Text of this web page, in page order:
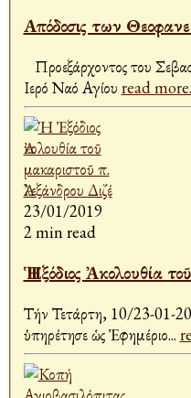
Απόδοσις των
Προεξάρχοντος του
Ιερό Ναό Αγίου read
23/01/2019
2 min read
Ἡ Ἐξόδιος Ἀκολουθία
Τήν Τετάρτη, 10/23-01-
ὑπηρέτησε ὡς Ἐφημέριο...